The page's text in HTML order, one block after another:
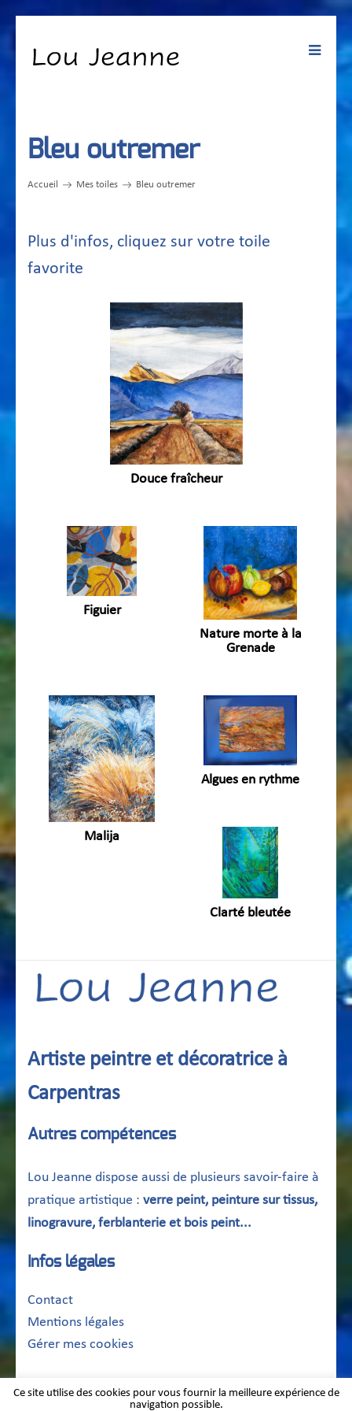
Toggle
Bleu outremer
Accueil Mes toiles Bleu outremer
Plus d'infos, cliquez sur votre toile
favorite
Douce fraîcheur
Figuier
Nature morte à la
Grenade
Malija
Algues en rythme
Clarté bleutée
Artiste peintre et décoratrice à
Carpentras
Autres compétences
Lou Jeanne dispose aussi de plusieurs savoir-faire à
pratique artistique : verre peint, peinture sur tissus,
linogravure, ferblanterie et bois peint...
Infos légales
Contact
Mentions légales
Gérer mes cookies
©2026 Lou Jeanne | Tous droits réservés
Réalisation :Concepteur-internet.fr
Ce site utilise des cookies pour vous fournir la meilleure expérience de
navigation possible.